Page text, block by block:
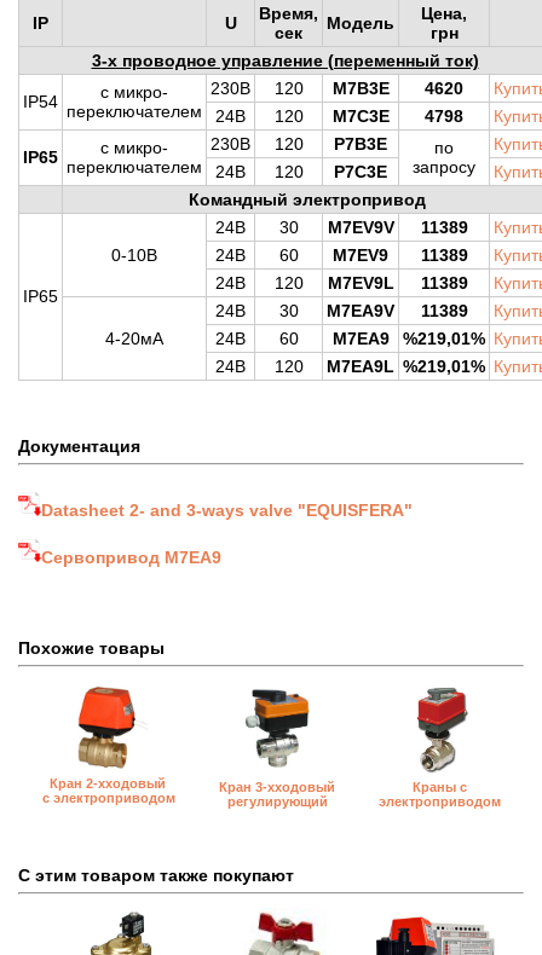
IP U Время,
сек
Модель
Цена,
грн
3-х проводное управление (переменный ток)
IP54
с микро-
переключателем
230В 120 M7B3E 4620
24В
120 M7C3E 4798
IP65
с микро-
переключателем
230В 120 P7B3E
по
запросу
24В
120 P7C3E
Командный электропривод
IP65
0-10В
24В 30 M7EV9V 11389
24В
60 M7EV9 11389
24В
120 M7EV9L 11389
4-20мА
24В 30 M7EA9V 11389
24В
60 M7EA9 %219,01%
24В
120 M7EA9L %219,01%
Документация
Datasheet 2- and 3-ways valve "EQUISFERA"
Сервопривод M7EA9
Похожие товары
Кран 2-хходовый
с электроприводом
Кран 3-хходовый
регулирующий
Краны с
электроприводом
С этим товаром также покупают